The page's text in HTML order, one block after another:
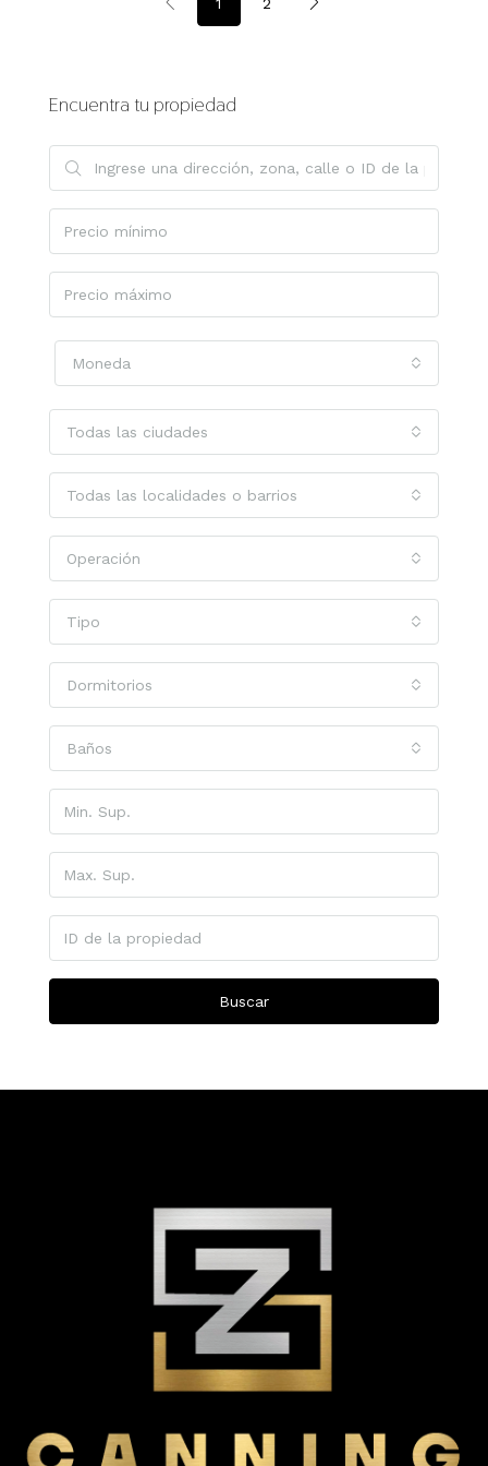
Encuentra tu propiedad
Moneda
Todas las ciudades
Todas las localidades o barrios
Operación
Tipo
Dormitorios
Baños
Buscar